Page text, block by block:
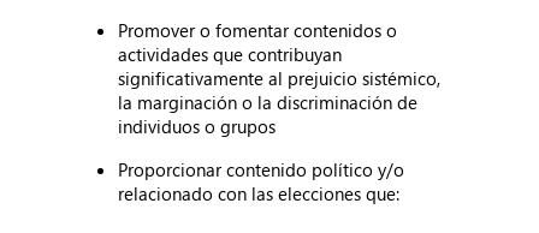
Promover o fomentar contenidos o
actividades que contribuyan
significativamente al prejuicio sistémico,
la marginación o la discriminación de
individuos o grupos
Proporcionar contenido político y/o
relacionado con las elecciones que: